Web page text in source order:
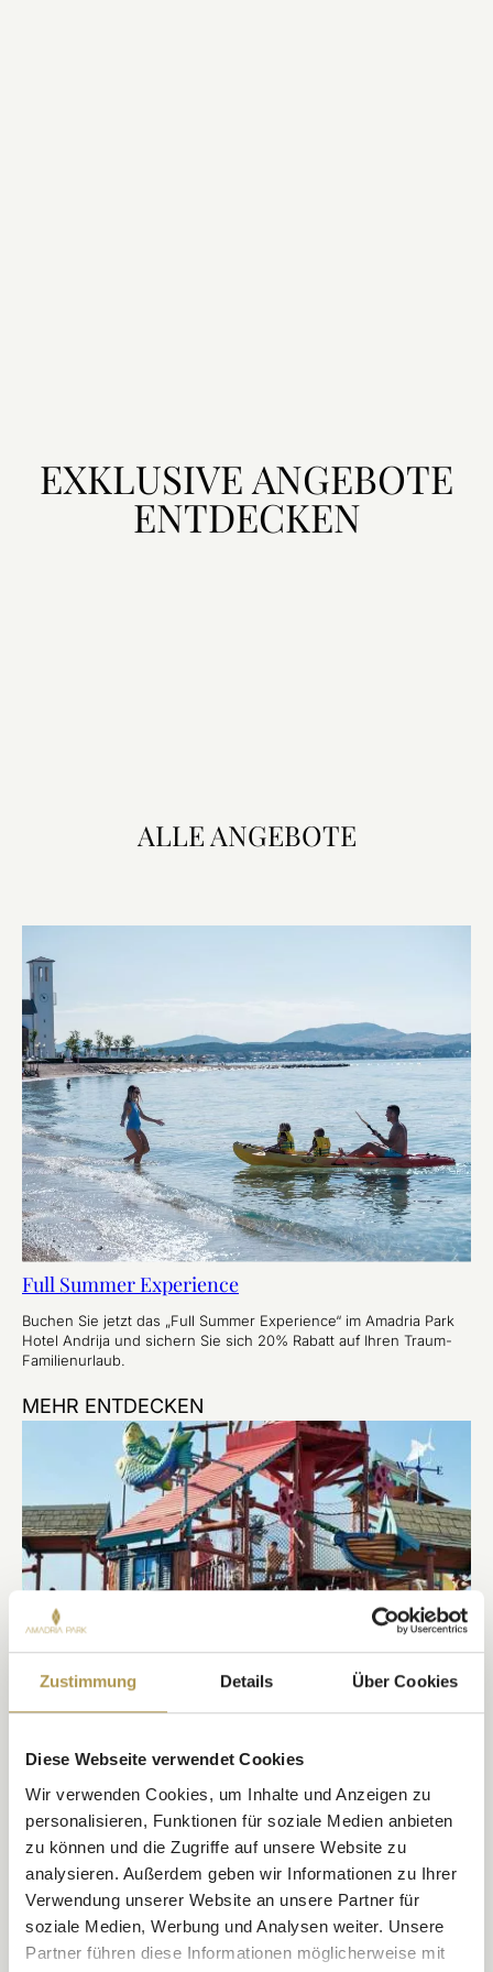
Zustimmung Details Über Cookies
Diese Webseite verwendet Cookies
Wir verwenden Cookies, um Inhalte und Anzeigen zu
personalisieren, Funktionen für soziale Medien anbieten
zu können und die Zugriffe auf unsere Website zu
analysieren. Außerdem geben wir Informationen zu Ihrer
Verwendung unserer Website an unsere Partner für
soziale Medien, Werbung und Analysen weiter. Unsere
Partner führen diese Informationen möglicherweise mit
EXKLUSIVE ANGEBOTE
ENTDECKEN
ALLE ANGEBOTE
Full Summer Experience
Buchen Sie jetzt das „Full Summer Experience“ im Amadria Park
Hotel Andrija und sichern Sie sich 20% Rabatt auf Ihren Traum-
Familienurlaub.
MEHR ENTDECKEN
Aqua Fun
Aqua Fun im Andrija – Sommer voller Wasserspaß, Spiel und
Kinderlachen.